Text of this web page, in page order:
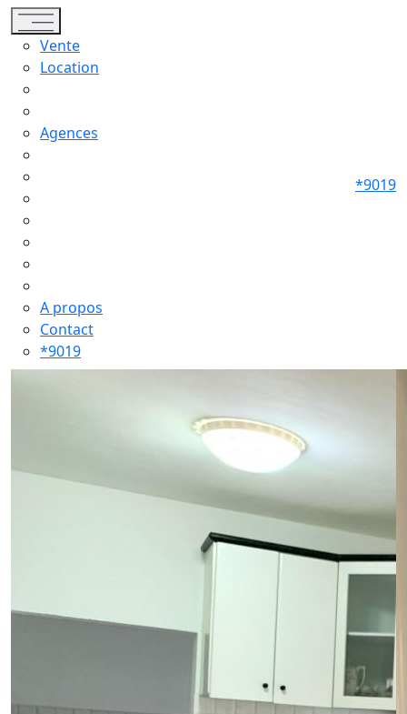
Toggle navigation
Vente
Location
Agences
A propos
Contact
*9019
*9019